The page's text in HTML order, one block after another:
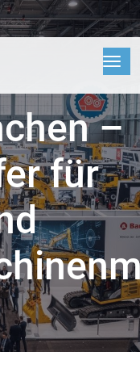
–
für